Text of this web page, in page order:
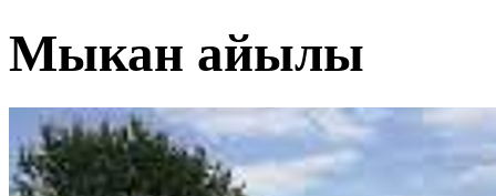
Мыкан айылы